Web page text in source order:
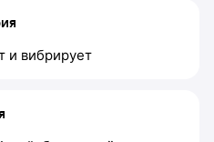
и вибрирует